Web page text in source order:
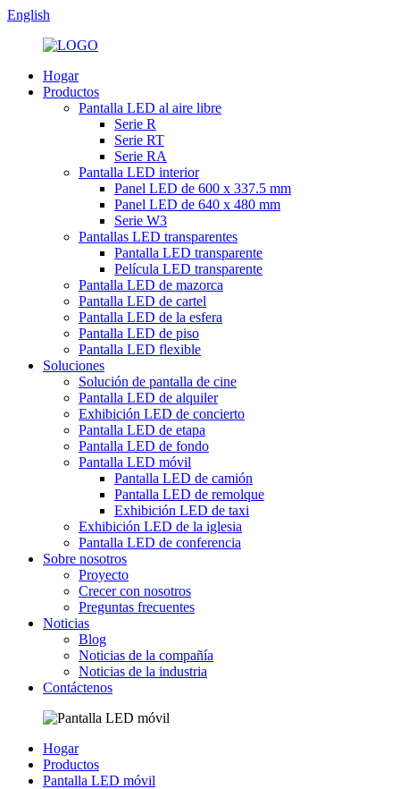
English
Hogar
Productos
Pantalla LED al aire libre
Serie R
Serie RT
Serie RA
Pantalla LED interior
Panel LED de 600 x 337.5 mm
Panel LED de 640 x 480 mm
Serie W3
Pantallas LED transparentes
Pantalla LED transparente
Película LED transparente
Pantalla LED de mazorca
Pantalla LED de cartel
Pantalla LED de la esfera
Pantalla LED de piso
Pantalla LED flexible
Soluciones
Solución de pantalla de cine
Pantalla LED de alquiler
Exhibición LED de concierto
Pantalla LED de etapa
Pantalla LED de fondo
Pantalla LED móvil
Pantalla LED de camión
Pantalla LED de remolque
Exhibición LED de taxi
Exhibición LED de la iglesia
Pantalla LED de conferencia
Sobre nosotros
Proyecto
Crecer con nosotros
Preguntas frecuentes
Noticias
Blog
Noticias de la compañía
Noticias de la industria
Contáctenos
Hogar
Productos
Pantalla LED móvil